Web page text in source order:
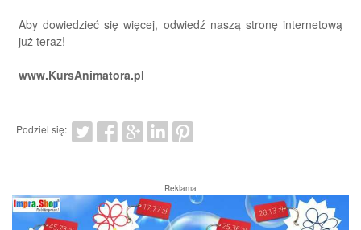
Aby dowiedzieć się więcej, odwiedź naszą stronę internetową
już teraz!
www.KursAnimatora.pl
Podziel się:
Reklama